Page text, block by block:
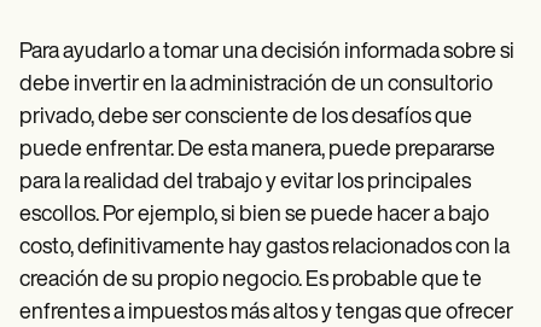
Para ayudarlo a tomar una decisión informada sobre si
debe invertir en la administración de un consultorio
privado, debe ser consciente de los desafíos que
puede enfrentar. De esta manera, puede prepararse
para la realidad del trabajo y evitar los principales
escollos. Por ejemplo, si bien se puede hacer a bajo
costo, definitivamente hay gastos relacionados con la
creación de su propio negocio. Es probable que te
enfrentes a impuestos más altos y tengas que ofrecer